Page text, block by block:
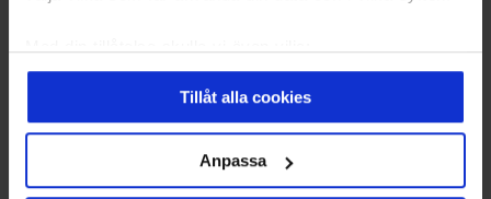
Samla in information om din geografiska plats
som kan ha en noggrannhet på upp till flera meter
Identifiera din enhet genom att aktivt skanna den
för specifika kännetecken (fingeravtryck)
Ta reda på mer om hur dina personliga uppgifter
Tillåt alla cookies
Anpassa
Send forespørgsel